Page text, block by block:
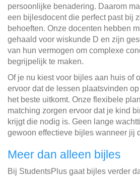
persoonlijke benadering. Daarom
een bijlesdocent die perfect past bij
behoeften. Onze docenten hebben
gehaald voor wiskunde D en zijn
van hun vermogen om complexe
begrijpelijk te maken.
Of je nu kiest voor bijles aan huis of
ervoor dat de lessen plaatsvinden
het beste uitkomt. Onze flexibele
matching zorgen ervoor dat je kind
krijgt die nodig is. Geen lange
gewoon effectieve bijles wanneer jij
Meer dan alleen bijles
Bij StudentsPlus gaat bijles verder